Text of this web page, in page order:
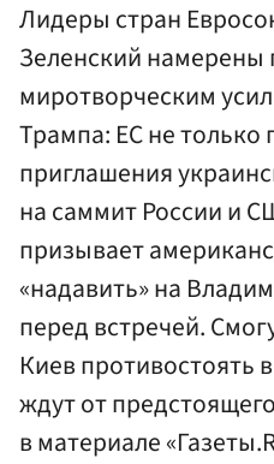
Лидеры стран
Зеленский намерены
миротворческим
Трампа: ЕС не только
приглашения
на саммит России и
призывает
«надавить» на
перед встречей.
Киев противостоять
ждут от
в материале